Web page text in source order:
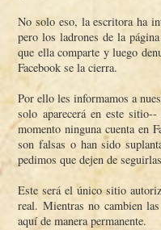
No solo eso, la escritora ha
pero los ladrones de la
que ella comparte y luego
Facebook se la cierra.
Por ello les informamos a
solo aparecerá en este
momento ninguna cuenta en
son falsas o han sido
pedimos que dejen de
Este será el único sitio
real. Mientras no cambien
aquí­ de manera permanente.